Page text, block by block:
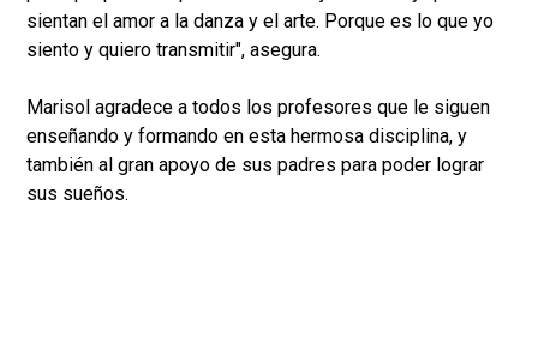
sientan el amor a la danza y el arte. Porque es lo que yo
siento y quiero transmitir", asegura.
Marisol agradece a todos los profesores que le siguen
enseñando y formando en esta hermosa disciplina, y
también al gran apoyo de sus padres para poder lograr
sus sueños.